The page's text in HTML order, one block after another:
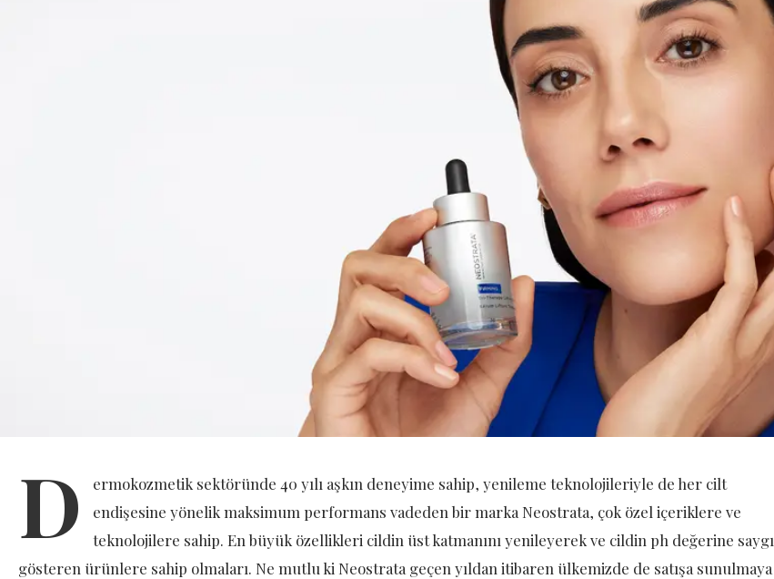
D
ermokozmetik sektöründe 40 yılı aşkın deneyime sahip, yenileme teknolojileriyle de her cilt
endişesine yönelik maksimum performans vadeden bir marka Neostrata, çok özel içeriklere ve
teknolojilere sahip. En büyük özellikleri cildin üst katmanını yenileyerek ve cildin ph değerine saygı
gösteren ürünlere sahip olmaları. Ne mutlu ki Neostrata geçen yıldan itibaren ülkemizde de satışa sunulmaya